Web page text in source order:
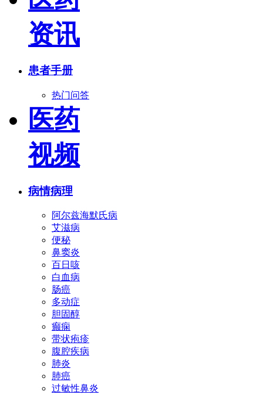
资讯
患者手册
热门问答
医药
视频
病情病理
阿尔兹海默氏病
艾滋病
便秘
鼻窦炎
百日咳
白血病
肠癌
多动症
胆固醇
癫痫
带状疱疹
腹腔疾病
肺炎
肺癌
过敏性鼻炎